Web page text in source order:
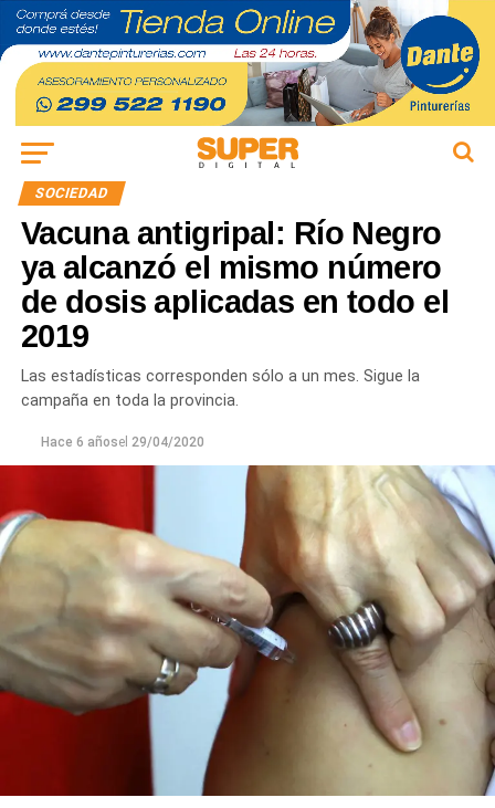
SOCIEDAD
Vacuna antigripal: Río Negro
ya alcanzó el mismo número
de dosis aplicadas en todo el
2019
Las estadísticas corresponden sólo a un mes. Sigue la
campaña en toda la provincia.
Hace 6 añosel 29/04/2020